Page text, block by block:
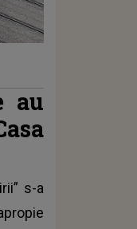
au
s-a